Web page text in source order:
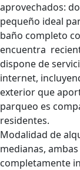
aprovechados:
pequeño ideal
baño completo
encuentra
dispone de
internet,
exterior que
parqueo es
residentes.
Modalidad de
medianas,
completamente